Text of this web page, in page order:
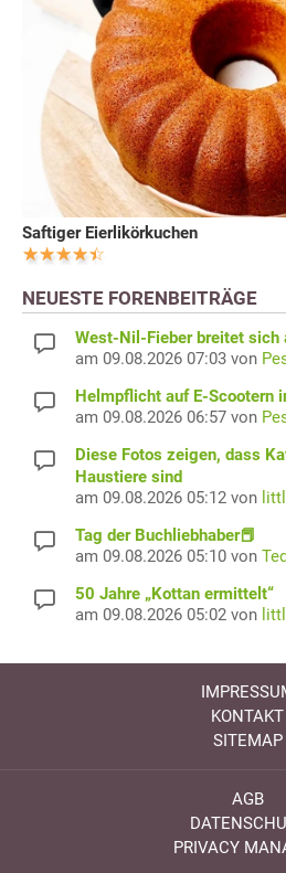
Saftiger Eierlikörkuchen
NEUESTE FORENBEITRÄGE
West-Nil-Fieber breitet sich
am 09.08.2026 07:03 von
Helmpflicht auf E-Scootern
am 09.08.2026 06:57 von
Diese Fotos zeigen, dass
Haustiere sind
am 09.08.2026 05:12 von
Tag der Buchliebhaber📕
am 09.08.2026 05:10 von
50 Jahre „Kottan ermittelt“
am 09.08.2026 05:02 von
KONTAKT
SITEMAP
AGB
PRIVACY